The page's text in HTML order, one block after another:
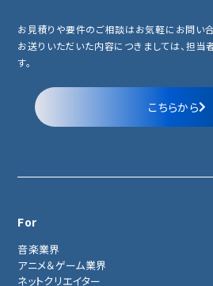
お見積りや要件のご相談はお気軽にお問い合
お送りいただいた内容につきましては、担当
す。
こちらから
For
音楽業界
アニメ＆ゲーム業界
ネットクリエイター